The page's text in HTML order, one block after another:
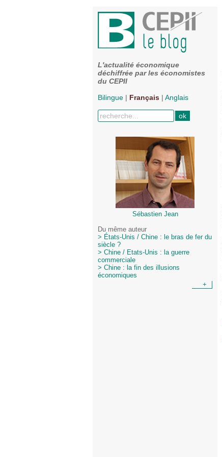
L'actualité économique
déchiffrée par les économistes
du CEPII
Bilingue | Français | Anglais
Sébastien Jean
Du même auteur
> États-Unis / Chine : le bras de fer du
siècle ?
> Chine / Etats-Unis : la guerre
commerciale
> Chine : la fin des illusions
économiques
+